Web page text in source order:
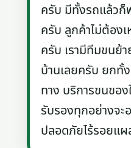
ครับ มีทั้งรถแล้ว
ครับ ลูกค้าไม่ต้อง
ครับ เรามีทีมขนย้
บ้านเลยครับ ยกทั้
ทาง บริการขนของ
รับรองทุกอย่างจ
ปลอดภัยไร้รอยแผ